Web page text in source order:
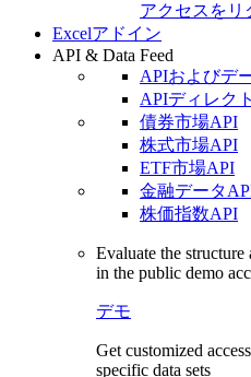
アクセスをリ
Excelアドイン
API & Data Feed
APIおよびデ
APIディレク
債券市場API
株式市場API
ETF市場API
金融データ
株価指数API
Evaluate the
in the public demo
デモ
Get customized
specific data sets